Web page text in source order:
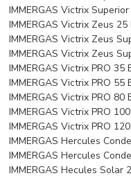
IMMERGAS Victrix
IMMERGAS Victrix Zeus 25
IMMERGAS Victrix Zeus
IMMERGAS Victrix Zeus
IMMERGAS Victrix PRO 35
IMMERGAS Victrix PRO 55
IMMERGAS Victrix PRO 80
IMMERGAS Victrix PRO
IMMERGAS Victrix PRO
IMMERGAS Hercules
IMMERGAS Hercules
IMMERGAS Hecules Solar